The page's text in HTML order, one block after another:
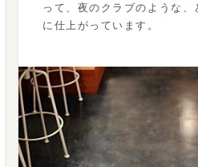
って、夜のクラブのような、
に仕上がっています。